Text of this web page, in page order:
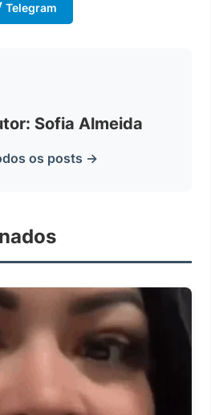
Telegram
Sofia Almeida
os posts →